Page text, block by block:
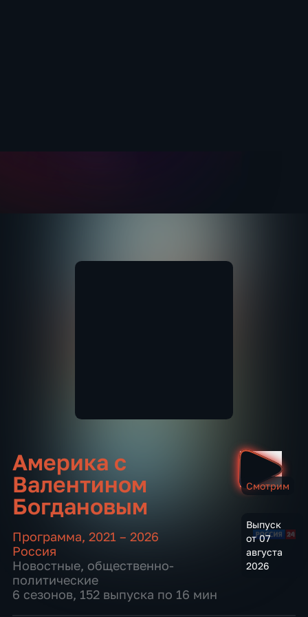
Америка с
Валентином
Богдановым
Смотрим
Выпуск
от 07
августа
2026
Программа,2021 – 2026
Россия
Новостные, общественно-
политические
6 сезонов, 152 выпуска по 16 мин